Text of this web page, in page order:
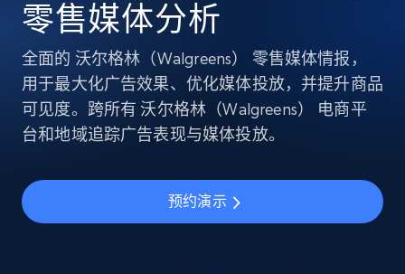
零售媒体分析
全面的 沃尔格林（Walgreens） 零售媒体情报，
用于最大化广告效果、优化媒体投放，并提升商品
可见度。跨所有 沃尔格林（Walgreens） 电商平
台和地域追踪广告表现与媒体投放。
预约演示